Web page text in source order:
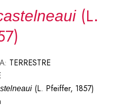
(L.
TERRESTRE
(L. Pfeiffer, 1857)